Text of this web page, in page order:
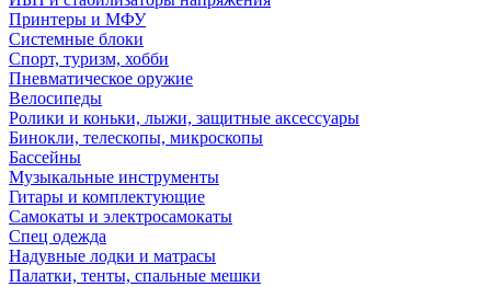
Принтеры и МФУ
Системные блоки
Спорт, туризм, хобби
Пневматическое оружие
Велосипеды
Ролики и коньки, лыжи, защитные аксессуары
Бинокли, телескопы, микроскопы
Бассейны
Музыкальные инструменты
Гитары и комплектующие
Самокаты и электросамокаты
Спец одежда
Надувные лодки и матрасы
Палатки, тенты, спальные мешки